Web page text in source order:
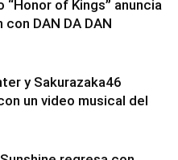
“Honor of Kings” anuncia
DAN DA DAN
y Sakurazaka46
un video musical del